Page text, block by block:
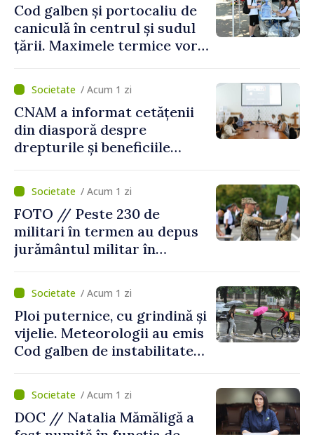
Cod galben și portocaliu de
caniculă în centrul și sudul
țării. Maximele termice vor
/ Acum 1 zi
CNAM a informat cetățenii
din diasporă despre
drepturile și beneficiile
/ Acum 1 zi
FOTO // Peste 230 de
militari în termen au depus
jurământul militar în
/ Acum 1 zi
Ploi puternice, cu grindină și
vijelie. Meteorologii au emis
Cod galben de instabilitate
/ Acum 1 zi
DOC // Natalia Mămăligă a